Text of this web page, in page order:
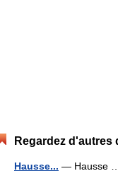
Regardez d'autres
Hausse... — Hausse